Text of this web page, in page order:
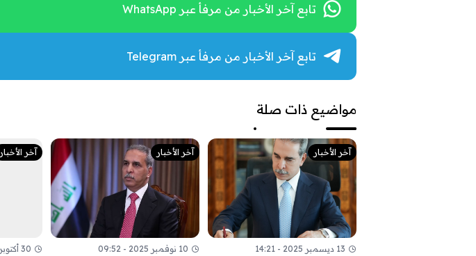
تابع آخر الأخبار من مرفأ عبر WhatsApp
تابع آخر الأخبار من مرفأ عبر Telegram
مواضيع ذات صلة
آخر الأخبار
13 ديسمبر 2025 - 14:21
آخر الأخبار
10 نوفمبر 2025 - 09:52
آخر الأخبار
30 أكتوبر 2025 - 16:34